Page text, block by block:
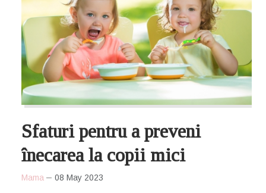
Sfaturi pentru a preveni
înecarea la copii mici
Mama 08 May 2023